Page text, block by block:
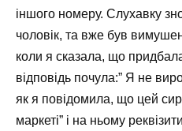
іншого номеру. Слухавку
чоловік, та вже був
коли я сказала, що
відповідь почула:” Я не
як я повідомила, що цей
маркеті” і на ньому